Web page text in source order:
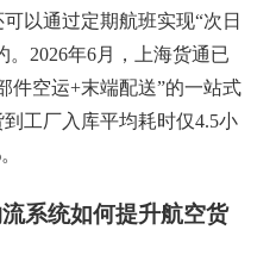
以通过定期航班实现“次日
。2026年6月，上海货通已
件空运+末端配送”的一站式
工厂入库平均耗时仅4.5小
系统如何提升航空货